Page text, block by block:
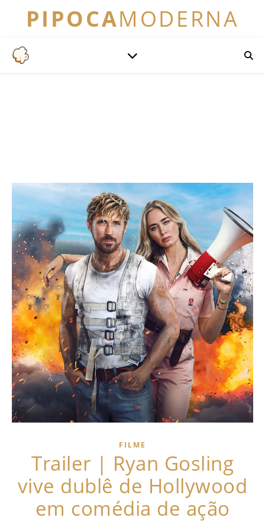
PIPOCAMODERNA
FILME
Trailer | Ryan Gosling
vive dublê de Hollywood
em comédia de ação